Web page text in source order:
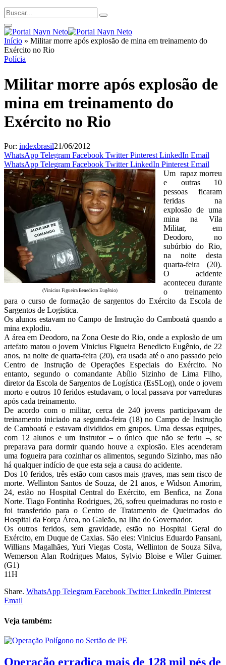
Início » Militar morre após explosão de mina em treinamento do
Exército no Rio
Polícia
Militar morre após explosão de
mina em treinamento do
Exército no Rio
Por: indexbrasil21/06/2012
WhatsApp Telegram Facebook Twitter Pinterest LinkedIn Email
WhatsApp Telegram Facebook Twitter LinkedIn Pinterest Email
(Vinicius Figueira Benedicto Eugênio)
Um rapaz morreu
e outras 10
pessoas ficaram
feridas na
explosão de uma
mina na Vila
Militar, em
Deodoro, no
subúrbio do Rio,
na noite desta
quarta-feira (20).
O acidente
aconteceu durante
o treinamento
para o curso de formação de sargentos do Exército da Escola de
Sargentos de Logística.
Os alunos estavam no Campo de Instrução do Camboatá quando a
mina explodiu.
A área em Deodoro, na Zona Oeste do Rio, onde a explosão de um
artefato matou o jovem Vinicius Figueira Benedicto Eugênio, de 22
anos, na noite de quarta-feira (20), era usada até o ano passado pelo
Centro de Instrução de Operações Especiais do Exército. No
entanto, segundo o comandante Abílio Sizinho de Lima Filho,
diretor da Escola de Sargentos de Logística (EsSLog), onde o jovem
morto e outros 10 feridos estudavam, o local passava por varreduras
após cada treinamento.
De acordo com o militar, cerca de 240 jovens participavam de
treinamento iniciado na segunda-feira (18) no Campo de Instrução
de Camboatá e estavam divididos em grupos. Uma dessas equipes,
com 12 alunos e um instrutor – o único que não se feriu –, se
preparava para dormir quando houve a explosão. Eles acenderam
uma fogueira para cozinhar os alimentos, segundo Sizinho, mas não
há qualquer indício de que esta seja a causa do acidente.
Dos 10 feridos, três estão com casos mais graves, mas sem risco de
morte. Wellinton Santos de Souza, de 21 anos, e Widson Amorim,
24, estão no Hospital Central do Exército, em Benfica, na Zona
Norte. Tiago Fontinha Rodrigues, 26, sofreu queimaduras no rosto e
foi transferido para o Centro de Tratamento de Queimados do
Hospital da Força Área, no Galeão, na Ilha do Governador.
Os outros feridos, sem gravidade, estão no Hospital Geral do
Exército, em Duque de Caxias. São eles: Vinicius Eduardo Pansani,
Willians Magalhães, Yuri Viegas Costa, Wellinton de Souza Silva,
Wemerson Alan Rodrigues Matos, Sylvio Bloise e Wiler Guimer.
(G1)
11H
Share. WhatsApp Telegram Facebook Twitter LinkedIn Pinterest
Email
Veja também:
Operação erradica mais de 128 mil pés de